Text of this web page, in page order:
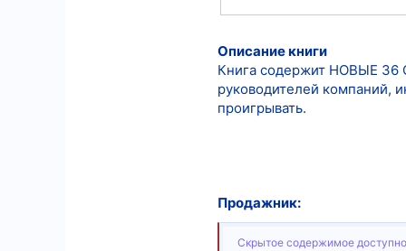
Описание книги
Книга содержит НОВЫЕ 36
руководителей компаний,
проигрывать.
Продажник:
Скрытое содержимое